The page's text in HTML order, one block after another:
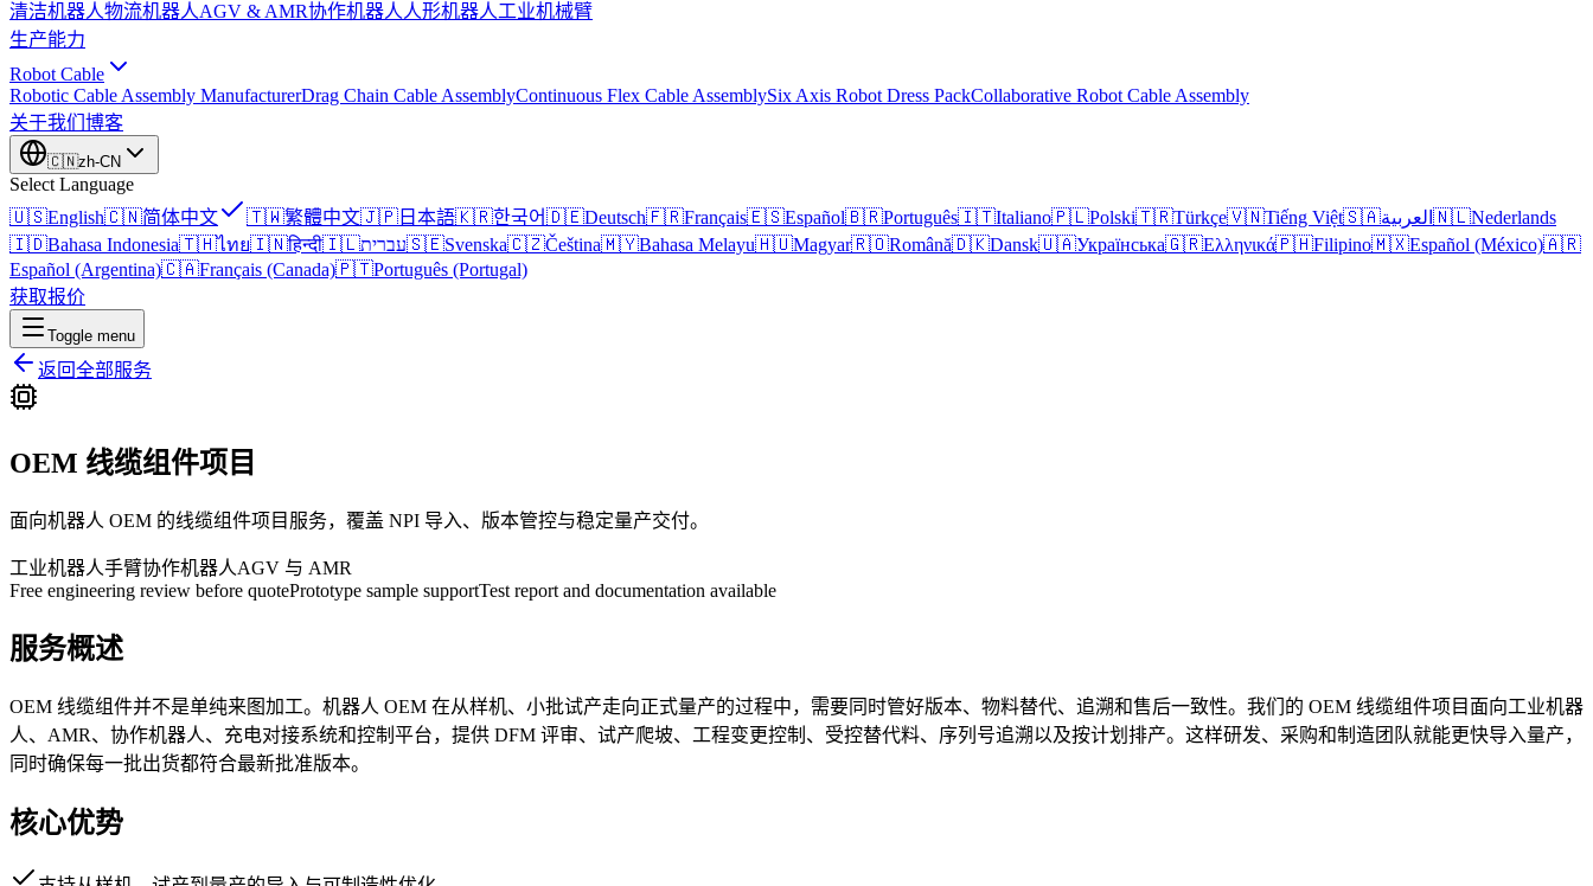
清洁机器人物流机器人AGV & AMR协作机器人 人形机器人工业机械臂
生产能力
Robot Cable
Robotic Cable Assembly ManufacturerDrag Chain Cable AssemblyContinuous Flex Cable AssemblySix Axis Robot Dress PackCollaborative Robot Cable Assembly
关于我们 博客
🇨🇳zh-CN
Select Language
🇺🇸English🇨🇳简体中文 🇹🇼繁體中文🇯🇵 日本語🇰🇷한국어🇩🇪Deutsch🇫🇷Français🇪🇸Español🇧🇷Português🇮🇹Italiano🇵🇱Polski🇹🇷Türkçe🇻🇳Tiếng Việt🇸🇦العربية 🇳🇱Nederlands
🇮🇩Bahasa Indonesia🇹🇭ไทย🇮🇳हिन्दी🇮🇱עברית🇸🇪Svenska🇨🇿Čeština🇲🇾Bahasa Melayu🇭🇺Magyar🇷🇴Română🇩🇰Dansk🇺🇦Українська🇬🇷Ελληνικά🇵🇭Filipino🇲🇽Español (México)🇦🇷
Español (Argentina)🇨🇦Français (Canada)🇵🇹Português (Portugal)
获取报价
Toggle menu
返回全部服务
OEM 线缆组件项目
面向机器人 OEM 的线缆组件项目服务，覆盖 NPI 导入、版本管控与稳定量产交付。
工业机器人手臂协作机器人AGV 与 AMR
Free engineering review before quotePrototype sample supportTest report and documentation available
服务概述
OEM 线缆组件并不是单纯来图加工。机器人 OEM 在从样机、小批试产走向正式量产的过程中，需要同时管好版本、物料替代、追溯和售后一致性。我们的 OEM 线缆组件项目面向工业机器
人、AMR、协作机器人、充电对接系统和控制平台，提供 DFM 评审、试产爬坡、工程变更控制、受控替代料、序列号追溯以及按计划排产。这样研发、采购和制造团队就能更快导入量产，
同时确保每一批出货都符合最新批准版本。
核心优势